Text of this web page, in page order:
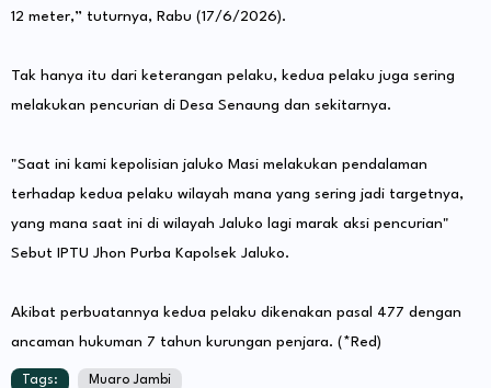
12 meter,” tuturnya, Rabu (17/6/2026).
Tak hanya itu dari keterangan pelaku, kedua pelaku juga sering
melakukan pencurian di Desa Senaung dan sekitarnya.
"Saat ini kami kepolisian jaluko Masi melakukan pendalaman
terhadap kedua pelaku wilayah mana yang sering jadi targetnya,
yang mana saat ini di wilayah Jaluko lagi marak aksi pencurian"
Sebut IPTU Jhon Purba Kapolsek Jaluko.
Akibat perbuatannya kedua pelaku dikenakan pasal 477 dengan
ancaman hukuman 7 tahun kurungan penjara. (*Red)
Tags: Muaro Jambi